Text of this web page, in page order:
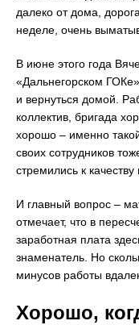
далеко от дома,
неделе, очень
В июне этого года
«Дальнегорском
и вернуться домой.
коллектив, бригада
хорошо – именно
своих сотрудников
стремились к
И главный вопрос –
отмечает, что в
заработная плата
знаменатель. Но
минусов работы
Хорошо,